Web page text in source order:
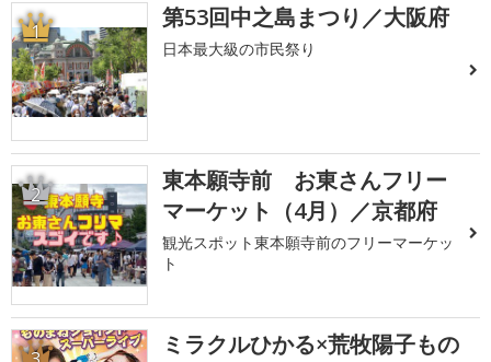
1 第53回中之島まつり／大阪府
日本最大級の市民祭り
2
東本願寺前 お東さんフリー
マーケット（4月）／京都府
観光スポット東本願寺前のフリーマーケッ
ト
ミラクルひかる×荒牧陽子もの